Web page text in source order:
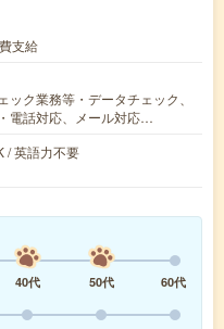
支給
ク業務等・データチェック、
電話対応、メール対応…
/ 英語力不要
40代 50代
60代